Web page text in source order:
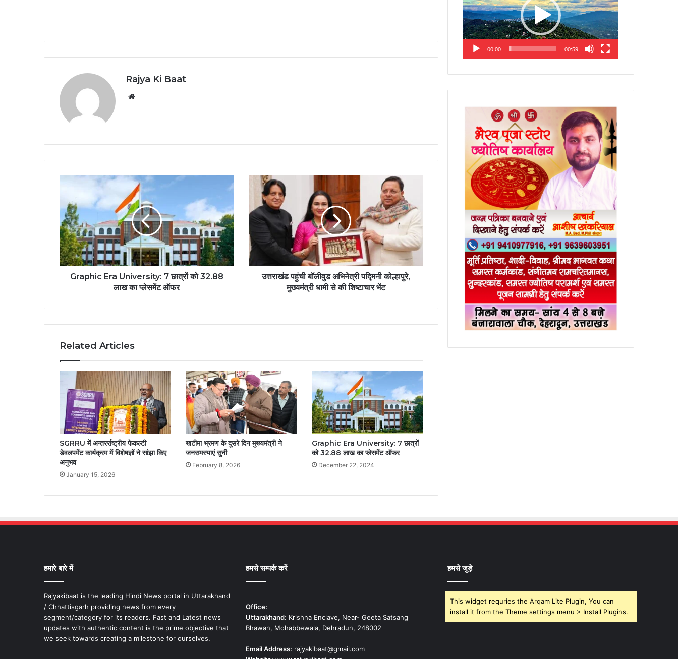
Rajya Ki Baat
Graphic Era University: 7 छात्रों को 32.88
लाख का प्लेसमेंट ऑफर
उत्तराखंड पहुंची बॉलीवुड अभिनेत्री पद्मिनी कोल्हापुरे,
मुख्यमंत्री धामी से की शिष्टाचार भेंट
Related Articles
SGRRU में अन्तरर्राष्ट्रीय फेकल्टी
डेवलपमेंट कार्यक्रम में विशेषज्ञों ने सांझा किए
अनुभव
January 15, 2026
खटीमा भ्रमण के दूसरे दिन मुख्यमंत्री ने
जनसमस्याएं सुनी
February 8, 2026
Graphic Era University: 7 छात्रों
को 32.88 लाख का प्लेसमेंट ऑफर
December 22, 2024
00:00 00:59
हमारे बारे में
Rajyakibaat is the leading Hindi News portal in Uttarakhand
/ Chhattisgarh providing news from every
segment/category for its readers. Fast and Latest news
updates with authentic content is the prime objective that
we seek towards creating a milestone for ourselves.
हमसे सम्पर्क करें
Office:
Uttarakhand: Krishna Enclave, Near- Geeta Satsang
Bhawan, Mohabbewala, Dehradun, 248002
Email Address: rajyakibaat@gmail.com
हमसे जुड़े
This widget requries the Arqam Lite Plugin, You can
install it from the Theme settings menu > Install Plugins.